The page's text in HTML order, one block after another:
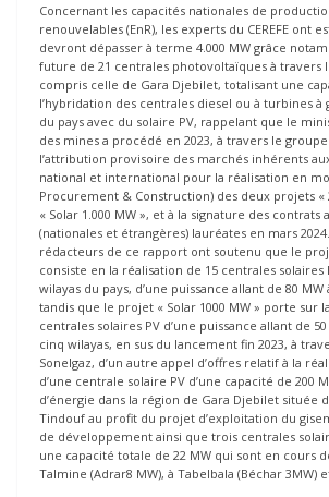
Concernant les capacités nationales de
renouvelables (EnR), les experts du CEREFE ont
devront dépasser à terme 4.000 MW grâce
future de 21 centrales photovoltaïques à travers
compris celle de Gara Djebilet, totalisant une
l’hybridation des centrales diesel ou à turbines à
du pays avec du solaire PV, rappelant que le
des mines a procédé en 2023, à travers le groupe
l’attribution provisoire des marchés inhérents
national et international pour la réalisation en
Procurement & Construction) des deux projets «
« Solar 1.000 MW », et à la signature des
(nationales et étrangères) lauréates en mars
rédacteurs de ce rapport ont soutenu que le
consiste en la réalisation de 15 centrales solaires
wilayas du pays, d’une puissance allant de 80 MW
tandis que le projet « Solar 1000 MW » porte sur
centrales solaires PV d’une puissance allant de 50
cinq wilayas, en sus du lancement fin 2023, à
Sonelgaz, d’un autre appel d’offres relatif à la
d’une centrale solaire PV d’une capacité de 200
d’énergie dans la région de Gara Djebilet située
Tindouf au profit du projet d’exploitation du
de développement ainsi que trois centrales
une capacité totale de 22 MW qui sont en cours
Talmine (Adrar8 MW), à Tabelbala (Béchar 3MW)